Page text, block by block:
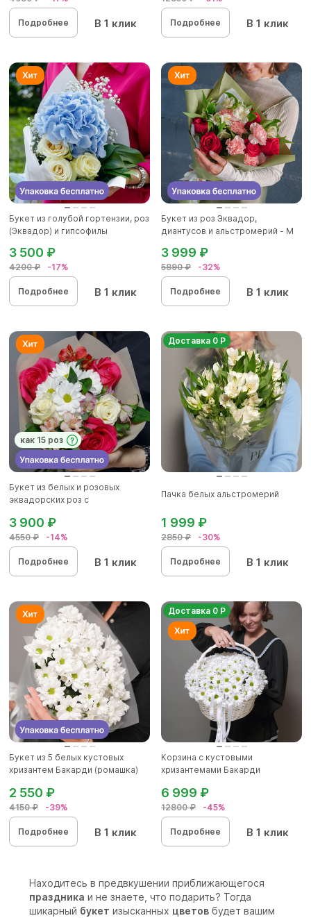
Подробнее В 1 клик Подробнее В 1 клик
Букет из голубой гортензии, роз
(Эквадор) и гипсофилы
4200 ₽ -17%
3 500 ₽
Подробнее В 1 клик
Букет из роз Эквадор,
диантусов и альстромерий - М
5890 ₽ -32%
3 999 ₽
Подробнее В 1 клик
как 15 роз
Букет из белых и розовых
эквадорских роз с
4550 ₽ -14%
3 900 ₽
Подробнее В 1 клик
Доставка 0 Р
Пачка белых альстромерий
2850 ₽ -30%
1 999 ₽
Подробнее В 1 клик
Букет из 5 белых кустовых
хризантем Бакарди (ромашка)
4150 ₽ -39%
2 550 ₽
Подробнее В 1 клик
Доставка 0 Р
Корзина с кустовыми
хризантемами Бакарди
12800 ₽ -45%
6 999 ₽
Подробнее В 1 клик
Находитесь в предвкушении приближающегося
праздника и не знаете, что подарить? Тогда
шикарный букет изысканных цветов будет вашим